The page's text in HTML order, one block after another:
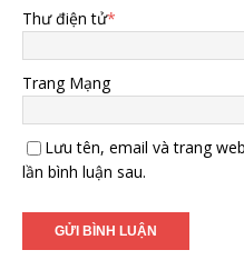
Thư điện tử*
Trang Mạng
Lưu tên, email và trang
lần bình luận sau.